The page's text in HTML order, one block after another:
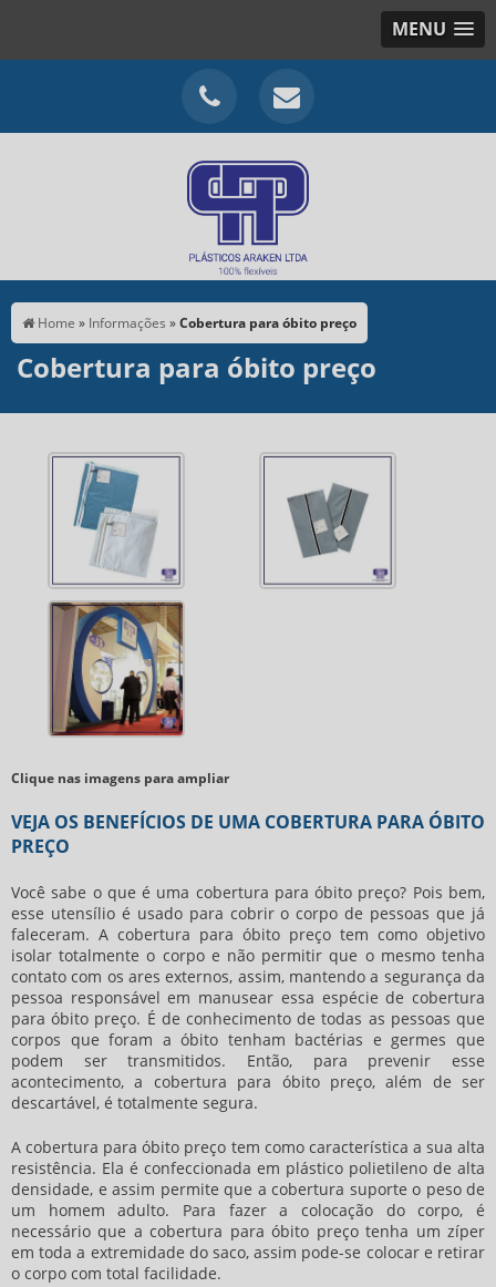
MENU
Home » Informações »Cobertura para óbito preço
Cobertura para óbito preço
Clique nas imagens para ampliar
VEJA OS BENEFÍCIOS DE UMA COBERTURA PARA ÓBITO
PREÇO
Você sabe o que é uma cobertura para óbito preço? Pois bem,
esse utensílio é usado para cobrir o corpo de pessoas que já
faleceram. A cobertura para óbito preço tem como objetivo
isolar totalmente o corpo e não permitir que o mesmo tenha
contato com os ares externos, assim, mantendo a segurança da
pessoa responsável em manusear essa espécie de cobertura
para óbito preço. É de conhecimento de todas as pessoas que
corpos que foram a óbito tenham bactérias e germes que
podem ser transmitidos. Então, para prevenir esse
acontecimento, a cobertura para óbito preço, além de ser
descartável, é totalmente segura.
Acobertura para óbito preço tem como característica a sua alta
resistência. Ela é confeccionada em plástico polietileno de alta
densidade, e assim permite que a cobertura suporte o peso de
um homem adulto. Para fazer a colocação do corpo, é
necessário que acobertura para óbito preçotenha um zíper
em toda a extremidade do saco, assim pode-se colocar e retirar
o corpo com total facilidade.